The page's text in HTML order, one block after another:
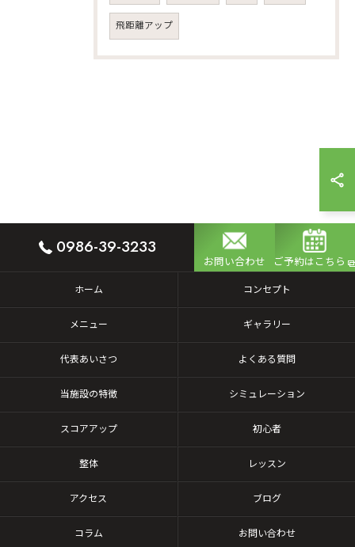
飛距離アップ
0986-39-3233
お問い合わせ ご予約はこちら
ホーム コンセプト
メニュー ギャラリー
代表あいさつ よくある質問
当施設の特徴 シミュレーション
スコアアップ 初心者
整体 レッスン
アクセス ブログ
コラム お問い合わせ